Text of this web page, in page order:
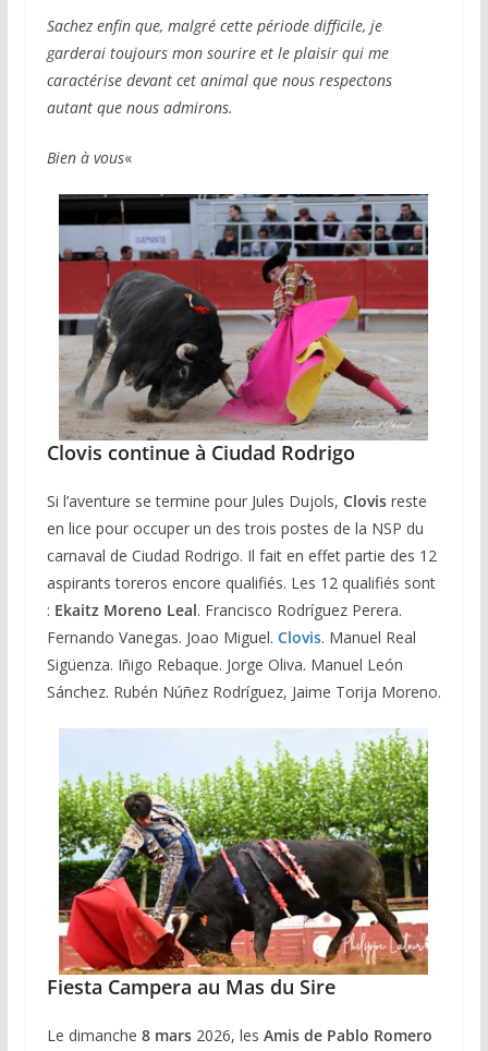
Sachez enfin que, malgré cette période difficile, je
garderai toujours mon sourire et le plaisir qui me
caractérise devant cet animal que nous respectons
autant que nous admirons.
Bien à vous«
Clovis continue à Ciudad Rodrigo
Si l’aventure se termine pour Jules Dujols, Clovisreste
en lice pour occuper un des trois postes de la NSP du
carnaval de Ciudad Rodrigo. Il fait en effet partie des 12
aspirants toreros encore qualifiés. Les 12 qualifiés sont
: Ekaitz Moreno Leal. Francisco Rodríguez Perera.
Fernando Vanegas. Joao Miguel. Clovis. Manuel Real
Sigüenza. Iñigo Rebaque. Jorge Oliva. Manuel León
Sánchez. Rubén Núñez Rodríguez, Jaime Torija Moreno.
Fiesta Campera au Mas du Sire
Le dimanche 8 mars2026, les Amis de Pablo Romero